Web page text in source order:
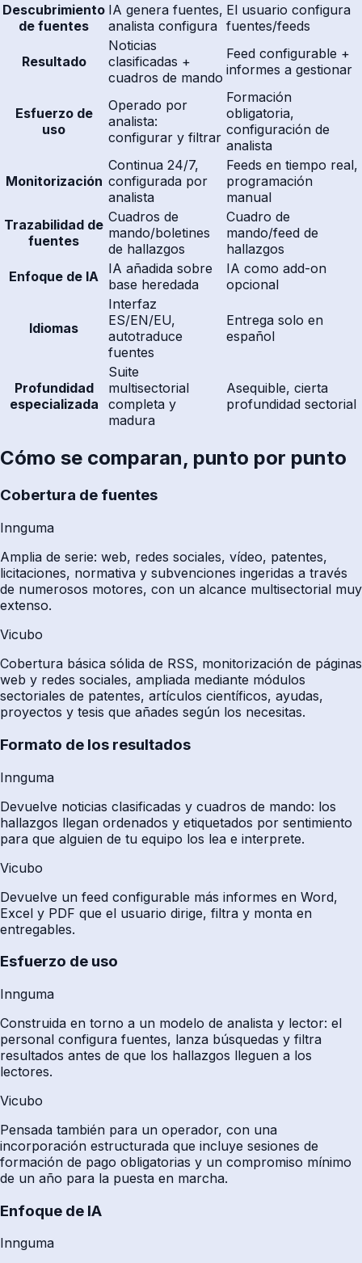
Descubrimiento
de fuentes
IA genera fuentes,
analista configura
El usuario configura
fuentes/feeds
Resultado
Noticias
clasificadas +
cuadros de mando
Feed configurable +
informes a gestionar
Esfuerzo de
uso
Operado por
analista:
configurar y filtrar
Formación
obligatoria,
configuración de
analista
Monitorización
Continua 24/7,
configurada por
analista
Feeds en tiempo real,
programación
manual
Trazabilidad de
fuentes
Cuadros de
mando/boletines
de hallazgos
Cuadro de
mando/feed de
hallazgos
Enfoque de IA
IA añadida sobre
base heredada
IA como add-on
opcional
Idiomas
Interfaz
ES/EN/EU,
autotraduce
fuentes
Entrega solo en
español
Profundidad
especializada
Suite
multisectorial
completa y
madura
Asequible, cierta
profundidad sectorial
Cómo se comparan, punto por punto
Cobertura de fuentes
Innguma
Amplia de serie: web, redes sociales, vídeo, patentes,
licitaciones, normativa y subvenciones ingeridas a través
de numerosos motores, con un alcance multisectorial muy
extenso.
Vicubo
Cobertura básica sólida de RSS, monitorización de páginas
web y redes sociales, ampliada mediante módulos
sectoriales de patentes, artículos científicos, ayudas,
proyectos y tesis que añades según los necesitas.
Formato de los resultados
Innguma
Devuelve noticias clasificadas y cuadros de mando: los
hallazgos llegan ordenados y etiquetados por sentimiento
para que alguien de tu equipo los lea e interprete.
Vicubo
Devuelve un feed configurable más informes en Word,
Excel y PDF que el usuario dirige, filtra y monta en
entregables.
Esfuerzo de uso
Innguma
Construida en torno a un modelo de analista y lector: el
personal configura fuentes, lanza búsquedas y filtra
resultados antes de que los hallazgos lleguen a los
lectores.
Vicubo
Pensada también para un operador, con una
incorporación estructurada que incluye sesiones de
formación de pago obligatorias y un compromiso mínimo
de un año para la puesta en marcha.
Enfoque de IA
Innguma